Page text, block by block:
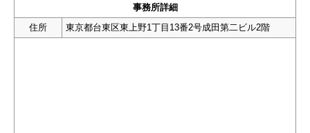
事務所詳細
住所
東京都台東区東上野1丁目13番2号成田第二ビル2階